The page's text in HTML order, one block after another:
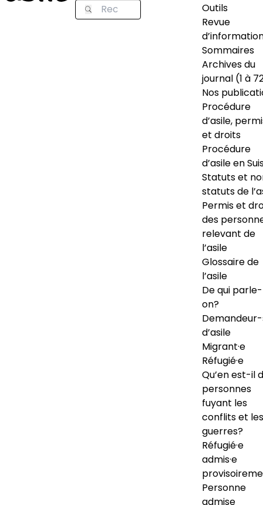
Outils
Revue
Sommaires
Archives du
journal (1 à
Nos
Procédure
d’asile,
et droits
Procédure
d’asile en
Statuts et
statuts de
Permis et
des
relevant de
l’asile
Glossaire de
l’asile
De qui
on?
d’asile
Migrant·e
Réfugié·e
Qu’en est-il
personnes
fuyant les
conflits et les
guerres?
Réfugié·e
admis·e
Personne
admise